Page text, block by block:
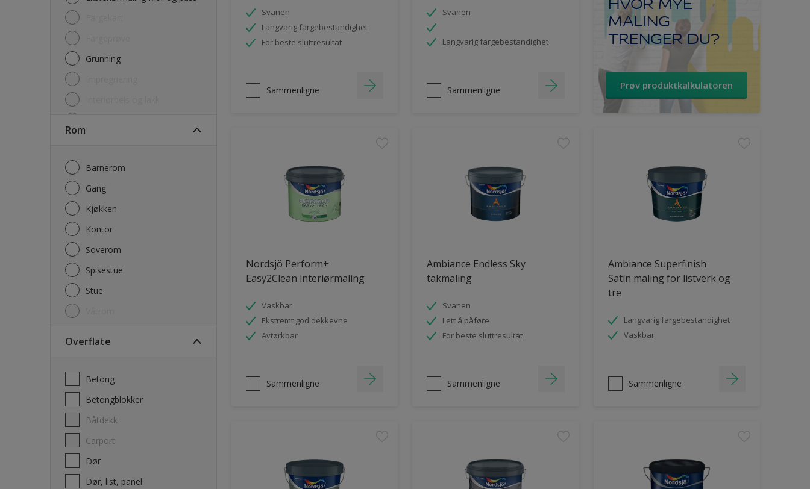
Grunning
Rom
Barnerom
Gang
Kjøkken
Kontor
Soverom
Spisestue
Stue
Overflate
Betong
Betongblokker
Båtdekk
carport
Dør
Dør, list, panel
Svanen
Langvarig fargebestandighet
For beste sluttresultat
Sammenligne
Svanen
Langvarig fargebestandighet
Sammenligne
MALING
TRENGER DU?
Prøv produktkalkulatoren
Nordsjö Perform+
Easy2Clean interiørmaling
Vaskbar
Ekstremt god dekkevne
Avtørkbar
Sammenligne
Ambiance Endless Sky
takmaling
Svanen
Lett å påføre
For beste sluttresultat
Sammenligne
Ambiance Superfinish
Satin maling for listverk og
tre
Langvarig fargebestandighet
Vaskbar
Sammenligne